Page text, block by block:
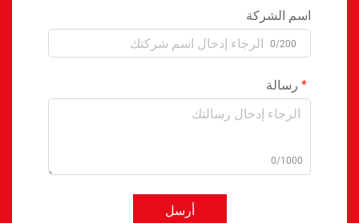
اسم الشركة
0/200
رسالة
0/1000
أرسل